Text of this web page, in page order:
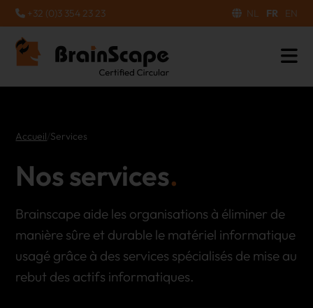
+32 (0)3 354 23 23 NL FR EN
Accueil Services
Nos services
Brainscape aide les organisations à éliminer de
manière sûre et durable le matériel informatique
usagé grâce à des services spécialisés de mise au
rebut des actifs informatiques.